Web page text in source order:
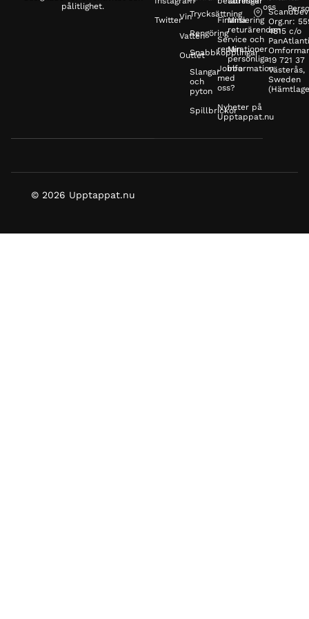
pålitlighet.
TwitterVin
Vatten
Outlet
Trycksättning
Rengöring
Snabbkopplingar
Slangar
och
pyton
Spillbrickor
Finansiering
Service och
reparationer
Jobba
med
oss?
Nyheter på
Upptappat.nu
Mina
returärenden
Min
personliga
information
Scandbev
Org.nr:
4815 c/o
19 721 37
Västerås,
Sweden
oss
© 2026 Upptappat.nu